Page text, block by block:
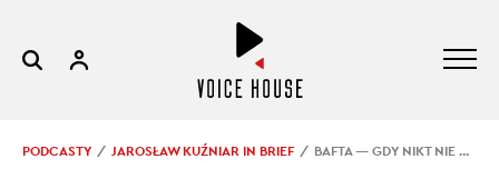
PODCASTY JAROSŁAW KUŹNIAR IN BRIEF BAFTA — GDY NIKT NIE MIAŁ KONTROLI